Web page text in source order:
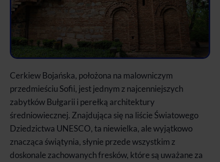
Cerkiew Bojańska, położona na malowniczym
przedmieściu Sofii, jest jednym z najcenniejszych
zabytków Bułgarii i perełką architektury
średniowiecznej. Znajdująca się na liście Światowego
Dziedzictwa UNESCO, ta niewielka, ale wyjątkowo
znacząca świątynia, słynie przede wszystkim z
doskonale zachowanych fresków, które są uważane za